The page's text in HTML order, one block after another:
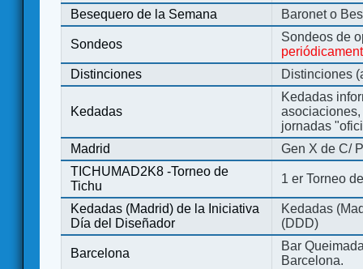
Besequero de la Semana
Baronet o
Sondeos
Sondeos de
Distinciones
Distinciones
Kedadas
Kedadas
jornadas
Madrid
Gen X de C/
TICHUMAD2K8 -Torneo de
Tichu
1 er Torneo
Kedadas (Madrid) de la Iniciativa
Día del Diseñador
Kedadas
(DDD)
Barcelona
Bar
Barcelona.